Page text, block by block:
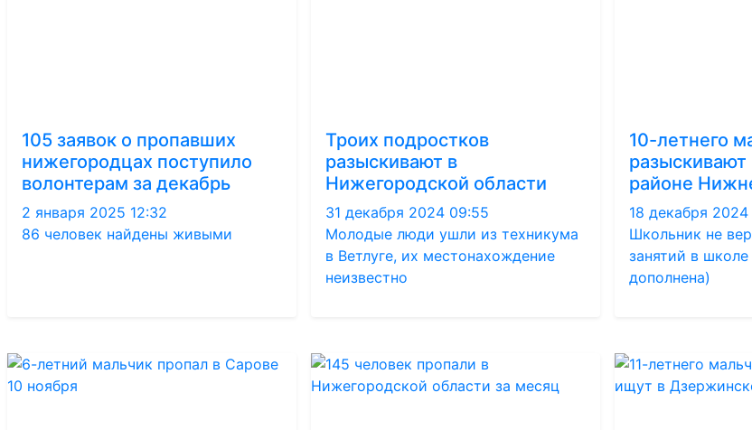
105 заявок о пропавших
нижегородцах поступило
волонтерам за декабрь
2 января 2025 12:32
86 человек найдены живыми
Троих подростков
разыскивают в
Нижегородской области
31 декабря 2024 09:55
Молодые люди ушли из техникума
в Ветлуге, их местонахождение
неизвестно
10-летнего
районе
18 декабря 2024
Школьник не
занятий в
дополнена)